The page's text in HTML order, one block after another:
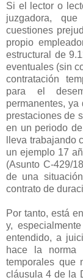
Si el lector o
juzgadora,
cuestiones
propio
estructural de
eventuales (sin
contratación
para el
permanentes,
prestaciones de
en un periodo
lleva trabajando
un ejemplo 17
(Asunto C-429/
de una
contrato de
Por tanto, está
y,
entendido, a
hace la norma
temporales que
cláusula 4 de la